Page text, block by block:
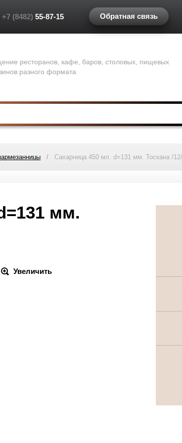
+7 (8482) 55-87-15 Обратная связь
ресторанов, кафе, баров, столовых, пищевых
разного формата
/ Сахарница 450 мл. d=131 мм. Тоскана /
мм.
Увеличить